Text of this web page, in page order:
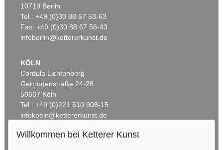
E. HAECKEL
Kunst-Formen der Natur, 11 Lieferungen in 2 Mappen , 1899
Ergebnis:€ 3.750
Ergebnis:
Auktion 456 - Lot 523
Auktion 301 - Lot 134
10719 Berlin
Tel.: +49 (0)30 88 67 53-63
Fax: +49 (0)30 88 67 56-43
infoberlin@kettererkunst.de
KÖLN
Cordula Lichtenberg
Gertrudenstraße 24-28
50667 Köln
Tel.: +49 (0)221 510 908-15
infokoeln@kettererkunst.de
BADEN-WÜRTTEMBERG
Willkommen bei Ketterer Kunst